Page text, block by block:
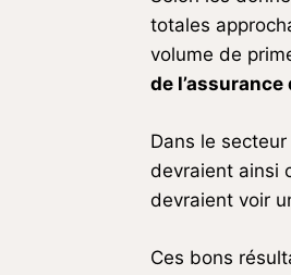
totales
volume de
de
Dans le
devraient ainsi
devraient voir
Ces bons